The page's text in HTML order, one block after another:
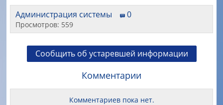
Администрация системы 0
Просмотров: 559
Сообщить об устаревшей информации
Комментарии
Комментариев пока нет.